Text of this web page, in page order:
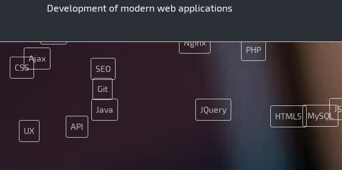
PHP
JQuery
UX
Ajax
Git
MySQL
HTML5
JS
Nginx
SEO
Java
API
CSS
Development of modern web applications